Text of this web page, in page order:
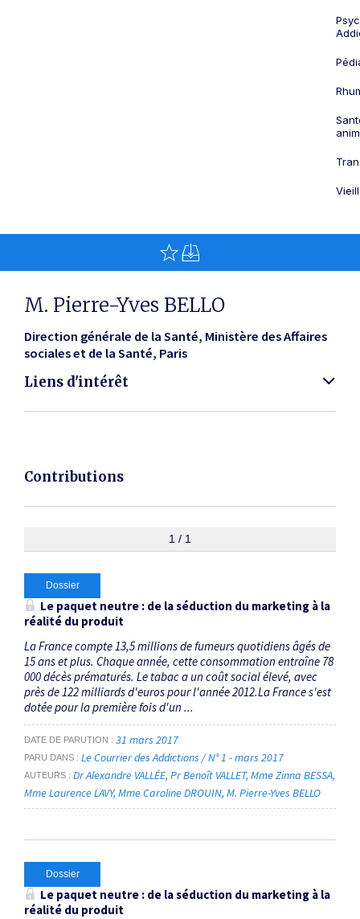
M. Pierre-Yves BELLO
Direction générale de la Santé, Ministère des Affaires
sociales et de la Santé Paris
Liens d'intérêt
Contributions
1 / 1
Dossier
Le paquet neutre : de la séduction du marketing à la
réalité du produit
La France compte 13,5 millions de fumeurs quotidiens âgés de
15 ans et plus. Chaque année, cette consommation entraîne 78
000 décès prématurés. Le tabac a un coût social élevé, avec
près de 122 milliards d'euros pour l'année 2012.La France s'est
dotée pour la première fois d'un ...
DATE DE PARUTION 31 mars 2017
PARU DANS Le Courrier des Addictions / N° 1 - mars 2017
AUTEURS Dr Alexandre VALLÉE Pr Benoît VALLET Mme Zinna BESSA
Mme Laurence LAVY Mme Caroline DROUIN M. Pierre-Yves BELLO
Dossier
Le paquet neutre : de la séduction du marketing à la
réalité du produit